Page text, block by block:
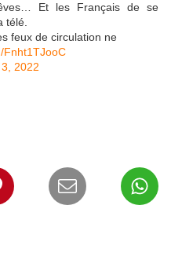
Et les Français de se
télé.
feux de circulation ne
Fnht1TJooC
2022